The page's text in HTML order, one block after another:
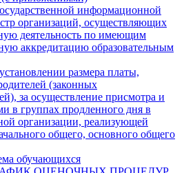
информационной
организаций, осуществляющих
деятельность по имеющим
аккредитацию образовательным
размера платы,
(законных
за осуществление присмотра и
в группах продленного дня в
организации, реализующей
общего, основного общего
обучающихся